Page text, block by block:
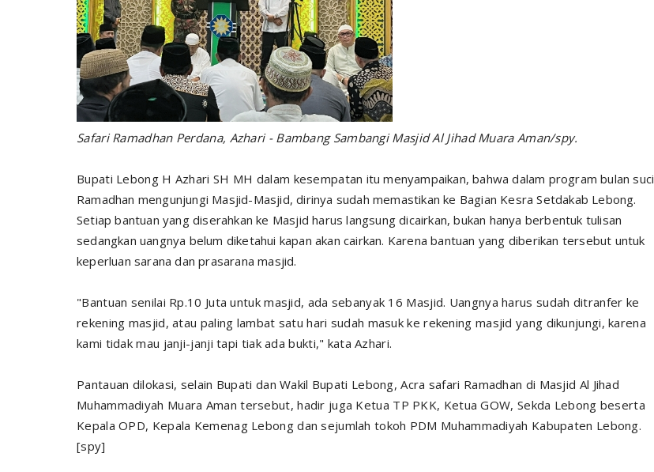
Safari Ramadhan Perdana, Azhari - BambangSambangi Masjid Al Jihad Muara Aman/spy.
Bupati Lebong H Azhari SH MH dalam kesempatan itu menyampaikan, bahwa dalam program bulan suci
Ramadhan mengunjungi Masjid-Masjid, dirinya sudah memastikan ke Bagian Kesra Setdakab Lebong.
Setiap bantuan yang diserahkan ke Masjid harus langsung dicairkan, bukan hanya berbentuk tulisan
sedangkan uangnya belum diketahui kapan akan cairkan. Karena bantuan yang diberikan tersebut untuk
keperluan sarana dan prasarana masjid.
"Bantuan senilai Rp.10 Juta untuk masjid, ada sebanyak 16 Masjid. Uangnya harus sudah ditranfer ke
rekening masjid, atau paling lambat satu hari sudah masuk ke rekening masjid yang dikunjungi, karena
kami tidak mau janji-janji tapi tiak ada bukti," kata Azhari.
Pantauan dilokasi, selain Bupati dan Wakil Bupati Lebong, Acra safari Ramadhan di Masjid Al Jihad
Muhammadiyah Muara Aman tersebut, hadir juga Ketua TP PKK, Ketua GOW, Sekda Lebong beserta
Kepala OPD, Kepala Kemenag Lebong dan sejumlah tokoh PDM Muhammadiyah Kabupaten Lebong.
[spy]